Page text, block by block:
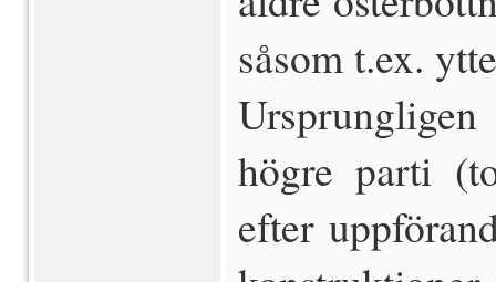
såsom t.ex.
högre parti
efter